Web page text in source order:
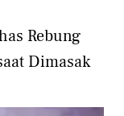
Rebung
Dimasak